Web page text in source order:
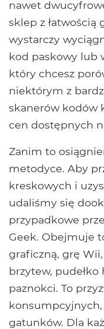
nawet
sklep z łatwością
wystarczy
kod paskowy lub
który chcesz
niektórym z
skanerów kodów
cen dostępnych
Zanim to
metodyce. Aby
kreskowych i
udaliśmy się
przypadkowe
Geek. Obejmuje
graficzną, grę
brzytew,
paznokci. To
gatunków. Dla